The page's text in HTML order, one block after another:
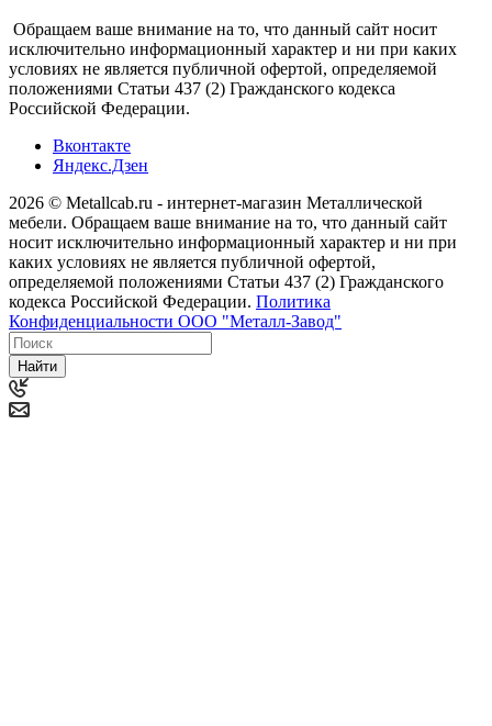
Обращаем ваше внимание на то, что данный сайт носит
исключительно информационный характер и ни при каких
условиях не является публичной офертой, определяемой
положениями Статьи 437 (2) Гражданского кодекса
Российской Федерации.
Вконтакте
Яндекс.Дзен
2026 © Metallcab.ru - интернет-магазин Металлической
мебели. Обращаем ваше внимание на то, что данный сайт
носит исключительно информационный характер и ни при
каких условиях не является публичной офертой,
определяемой положениями Статьи 437 (2) Гражданского
кодекса Российской Федерации. Политика
Конфиденциальности ООО "Металл-Завод"
Найти